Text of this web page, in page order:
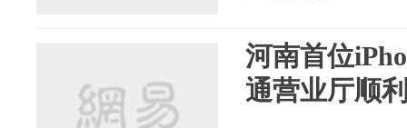
河南首位
通营业厅顺